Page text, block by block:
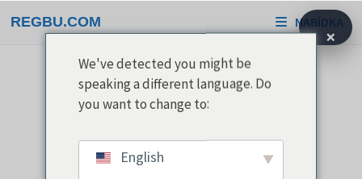
na
REGBU.COM NABÍDKA
×
We've detected you might be
speaking a different language. Do
you want to change to:
English